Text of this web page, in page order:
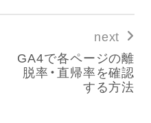
next
GA4で各ページの離
脱率・直帰率を確認
する方法